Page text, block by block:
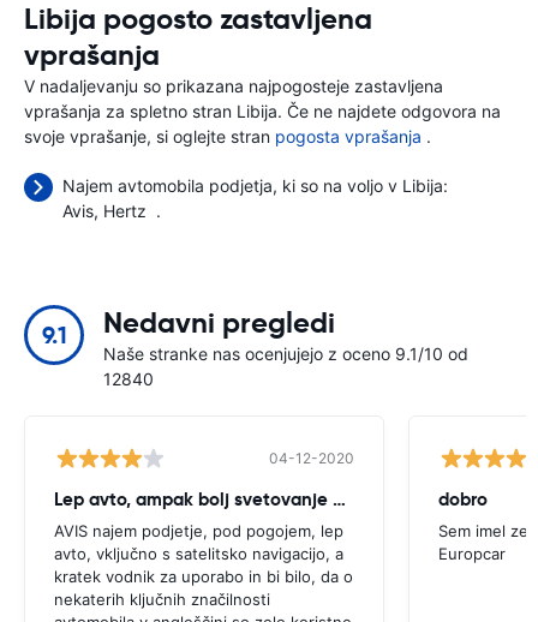
Libija pogosto zastavljena
vprašanja
V nadaljevanju so prikazana najpogosteje zastavljena
vprašanja za spletno stran Libija. Če ne najdete odgovora na
svoje vprašanje, si oglejte stran pogosta vprašanja .
Najem avtomobila podjetja, ki so na voljo v Libija:
Avis Hertz .
9.1 Nedavni pregledi
Naše stranke nas ocenjujejo z oceno 9.1/10 od
12840
04-12-2020
Lep avto, ampak bolj svetovanje potrebno
AVIS najem podjetje, pod pogojem, lep
avto, vključno s satelitsko navigacijo, a
kratek vodnik za uporabo in bi bilo, da o
nekaterih ključnih značilnosti
dobro
Sem imel
Europcar